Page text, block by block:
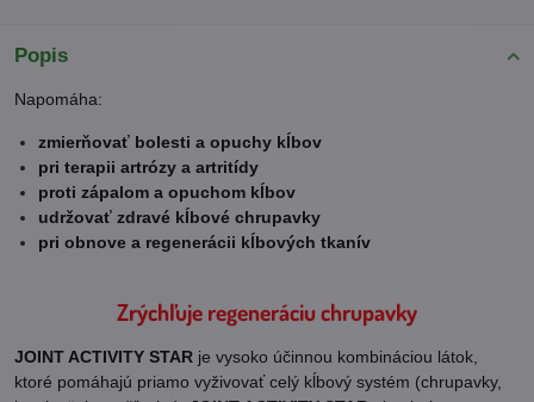
Popis
Napomáha:
zmierňovať bolesti a opuchy kĺbov
pri terapii artrózy a artritídy
proti zápalom a opuchom kĺbov
udržovať zdravé kĺbové chrupavky
pri obnove a regenerácii kĺbových tkanív
Zrýchľuje regeneráciu chrupavky
JOINT ACTIVITY STAR je vysoko účinnou kombináciou látok,
ktoré pomáhajú priamo vyživovať celý kĺbový systém (chrupavky,